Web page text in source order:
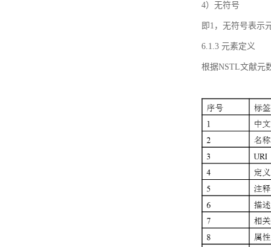
4）无符号
即1，无符号表示
6.1.3 元素定义
根据NSTL文献元